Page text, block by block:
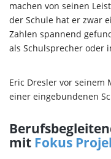
machen von seinen
der Schule hat er zwar
Zahlen spannend
als Schulsprecher oder
Eric Dresler vor seinem
einer eingebundenen
mit Fokus